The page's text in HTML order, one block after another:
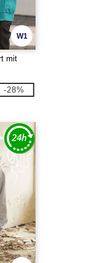
W1
mit
-28%